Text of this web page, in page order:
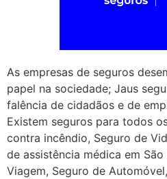
As empresas de seguros
papel na sociedade; Jaus
falência de cidadãos e de
Existem seguros para todos
contra incêndio, Seguro de
de assistência médica em
Viagem, Seguro de